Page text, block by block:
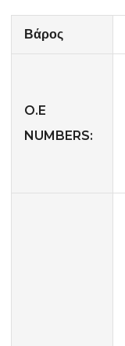
Βάρος
O.E
NUMBERS: